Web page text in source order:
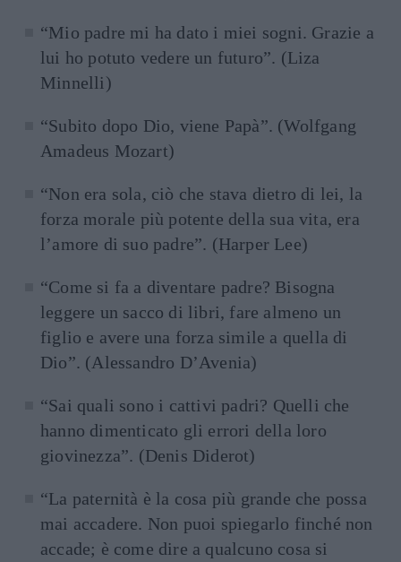
“Mio padre mi ha dato i miei sogni. Grazie a
lui ho potuto vedere un futuro”. (Liza
Minnelli)
“Subito dopo Dio, viene Papà”. (Wolfgang
Amadeus Mozart)
“Non era sola, ciò che stava dietro di lei, la
forza morale più potente della sua vita, era
l’amore di suo padre”. (Harper Lee)
“Come si fa a diventare padre? Bisogna
leggere un sacco di libri, fare almeno un
figlio e avere una forza simile a quella di
Dio”. (Alessandro D’Avenia)
“Sai quali sono i cattivi padri? Quelli che
hanno dimenticato gli errori della loro
giovinezza”. (Denis Diderot)
“La paternità è la cosa più grande che possa
mai accadere. Non puoi spiegarlo finché non
accade; è come dire a qualcuno cosa si